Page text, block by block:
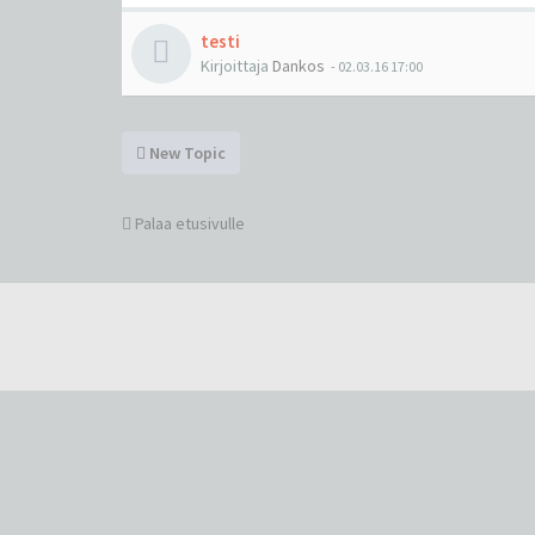
testi
Kirjoittaja Dankos - 02.03.16 17:00
New Topic
Palaa etusivulle